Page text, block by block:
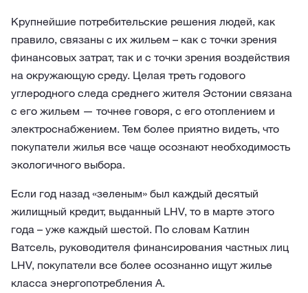
Крупнейшие потребительские решения людей, как
правило, связаны с их жильем – как с точки зрения
финансовых затрат, так и с точки зрения воздействия
на окружающую среду. Целая треть годового
углеродного следа среднего жителя Эстонии связана
с его жильем — точнее говоря, с его отоплением и
электроснабжением. Тем более приятно видеть, что
покупатели жилья все чаще осознают необходимость
экологичного выбора.
Если год назад «зеленым» был каждый десятый
жилищный кредит, выданный LHV, то в марте этого
года – уже каждый шестой. По словам Катлин
Ватсель, руководителя финансирования частных лиц
LHV, покупатели все более осознанно ищут жилье
класса энергопотребления А.